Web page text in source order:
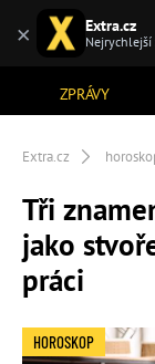
ZPRÁVY
Extra.cz
Tři
jako
práci
HOROSKOP
× Extra.cz